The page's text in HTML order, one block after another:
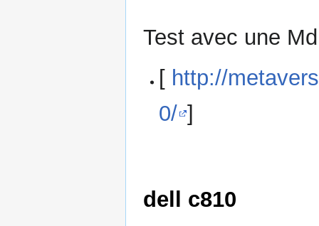
Test avec une
[ http://
0/ ]
dell c810